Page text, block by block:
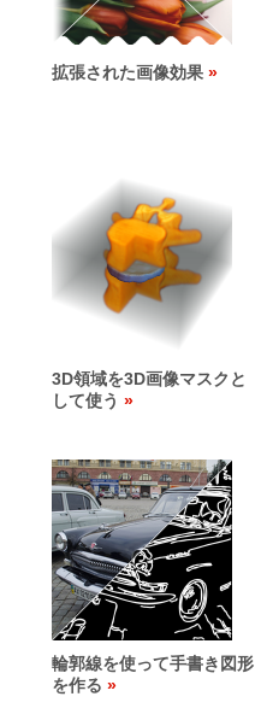
拡張された画像効果
3D領域を3D画像マスクと
して使う
輪郭線を使って手書き図形
を作る